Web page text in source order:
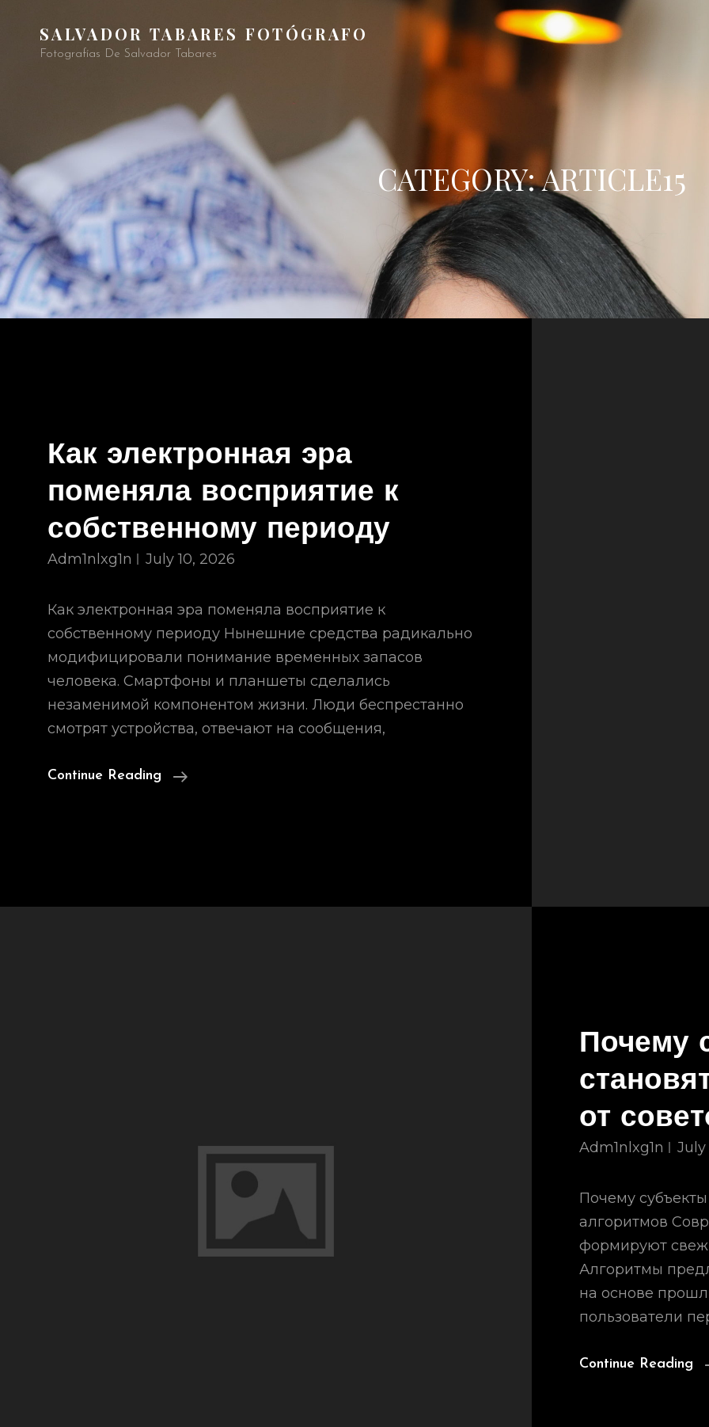
SALVADOR TABARES FOTÓGRAFO
Fotografías De Salvador Tabares
CATEGORY:ARTICLE15
Как электронная эра
поменяла восприятие к
собственному периоду
Adm1nlxg1n July 10, 2026
Как электронная эра поменяла восприятие к
собственному периоду Нынешние средства радикально
модифицировали понимание временных запасов
человека. Смартфоны и планшеты сделались
незаменимой компонентом жизни. Люди беспрестанно
смотрят устройства, отвечают на сообщения,
Continue Reading
Как
Почему
от
Adm1nlxg1n July
Почему
алгоритмов
формируют
Алгоритмы
на основе
пользователи
Continue Reading